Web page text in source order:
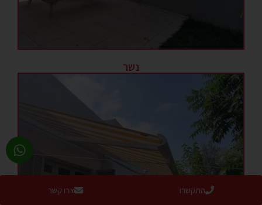
נשר
התקשרו צרו קשר